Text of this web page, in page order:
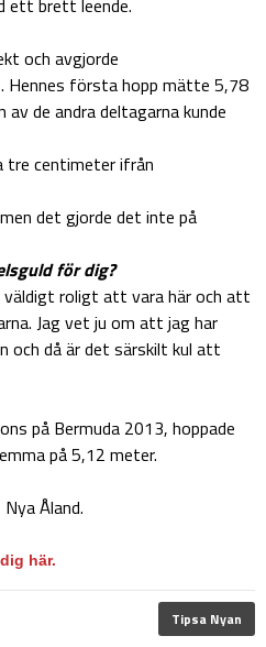
och avgjorde
Hennes första hopp mätte 5,78
de andra deltagarna kunde
tre centimeter ifrån
det gjorde det inte på
för dig?
roligt att vara här och att
Jag vet ju om att jag har
och då är det särskilt kul att
på Bermuda 2013, hoppade
på 5,12 meter.
Åland.
här.
Tipsa Nyan